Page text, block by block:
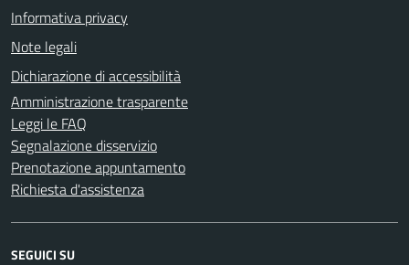
Informativa privacy
Note legali
Dichiarazione di accessibilità
Amministrazione trasparente
Leggi le FAQ
Segnalazione disservizio
Prenotazione appuntamento
Richiesta d'assistenza
SEGUICI SU